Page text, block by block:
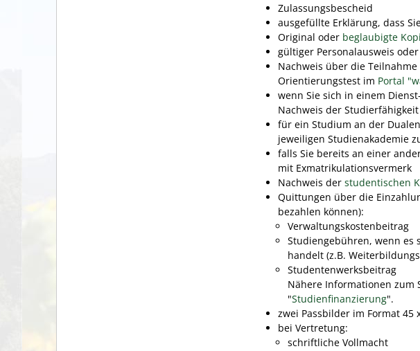
Zulassungsbescheid
ausgefüllte Erklärung, dass
Original oder beglaubigte
gültiger Personalausweis oder
Nachweis über die
Orientierungstest im Portal
wenn Sie sich in einem
Nachweis der
für ein Studium an der
jeweiligen Studienakademie
falls Sie bereits an einer
mit Exmatrikulationsvermerk
Nachweis der studentischen
Quittungen über die
bezahlen können):
Verwaltungskostenbeitrag
Studiengebühren, wenn es
handelt (z.B.
Studentenwerksbeitrag
Nähere Informationen zum
"Studienfinanzierung".
zwei Passbilder im Format 45
bei Vertretung:
schriftliche Vollmacht